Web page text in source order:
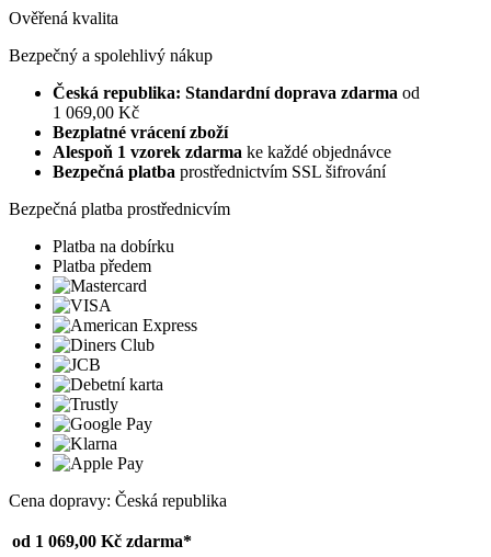
Ověřená kvalita
Bezpečný a spolehlivý nákup
Česká republika: Standardní doprava zdarma od
1 069,00 Kč
Bezplatné vrácení zboží
Alespoň 1 vzorek zdarma ke každé objednávce
Bezpečná platba prostřednictvím SSL šifrování
Bezpečná platba prostřednicvím
Platba na dobírku
Platba předem
Cena dopravy: Česká republika
od 1 069,00 Kč zdarma*